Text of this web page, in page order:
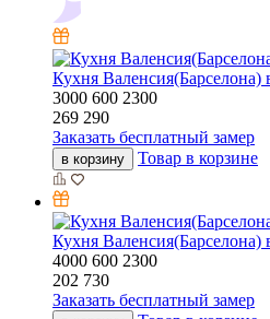
Кухня Валенсия(Барселона)
3000 600 2300
269 290
Заказать бесплатный замер
в корзину Товар в корзине
Кухня Валенсия(Барселона)
4000 600 2300
202 730
Заказать бесплатный замер